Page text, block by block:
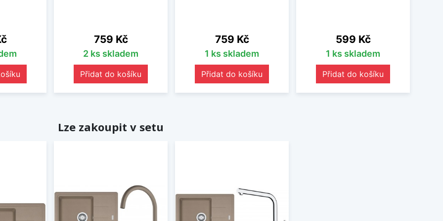
Cena
759 Kč
2 ks skladem
Přidat do košíku
Cena
759 Kč
1 ks skladem
Přidat do košíku
Cena
599 Kč
1 ks skladem
Přidat do košíku
Lze zakoupit v setu